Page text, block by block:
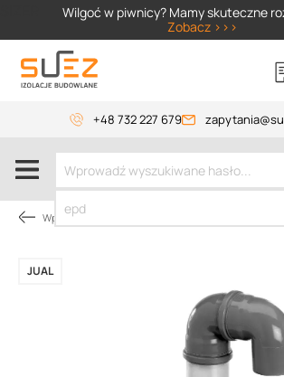
Wilgoć w piwnicy? Mamy skuteczne
Zobacz >>>
+48 732 227 679
Wpusty i akcesoria
JUAL